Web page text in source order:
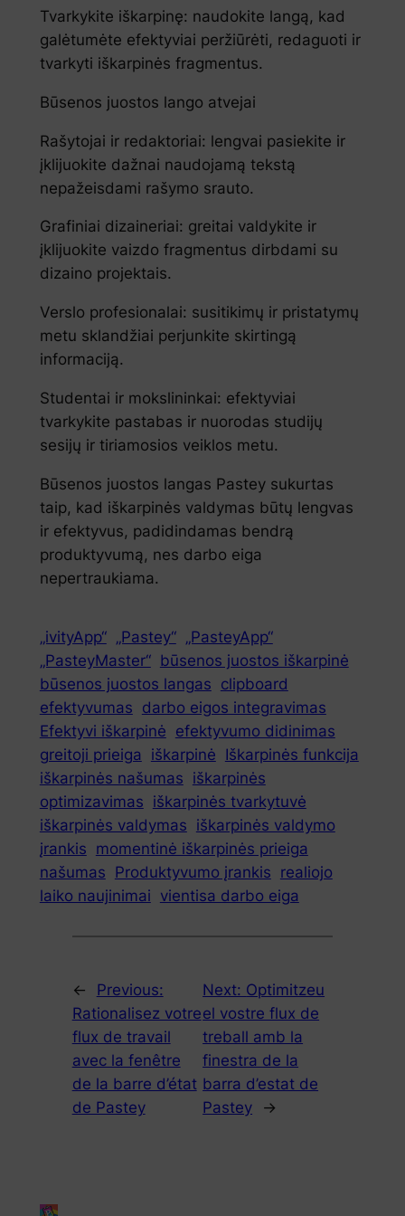
Tvarkykite iškarpinę: naudokite langą, kad
galėtumėte efektyviai peržiūrėti, redaguoti ir
tvarkyti iškarpinės fragmentus.
Būsenos juostos lango atvejai
Rašytojai ir redaktoriai: lengvai pasiekite ir
įklijuokite dažnai naudojamą tekstą
nepažeisdami rašymo srauto.
Grafiniai dizaineriai: greitai valdykite ir
įklijuokite vaizdo fragmentus dirbdami su
dizaino projektais.
Verslo profesionalai: susitikimų ir pristatymų
metu sklandžiai perjunkite skirtingą
informaciją.
Studentai ir mokslininkai: efektyviai
tvarkykite pastabas ir nuorodas studijų
sesijų ir tiriamosios veiklos metu.
Būsenos juostos langas Pastey sukurtas
taip, kad iškarpinės valdymas būtų lengvas
ir efektyvus, padidindamas bendrą
produktyvumą, nes darbo eiga
nepertraukiama.
„ivityApp“ „Pastey“ „PasteyApp“
„PasteyMaster“ būsenos juostos iškarpinė
būsenos juostos langas clipboard
efektyvumas darbo eigos integravimas
Efektyvi iškarpinė efektyvumo didinimas
greitoji prieiga
iškarpinė Iškarpinės funkcija
iškarpinės našumas iškarpinės
optimizavimas iškarpinės tvarkytuvė
iškarpinės valdymas iškarpinės valdymo
įrankis momentinė iškarpinės prieiga
našumas Produktyvumo įrankis realiojo
laiko naujinimai vientisa darbo eiga
←
Previous:
Rationalisez votre
flux de travail
avec la fenêtre
de la barre d’état
de Pastey
Next: Optimitzeu
el vostre flux de
treball amb la
finestra de la
barra d’estat de
Pastey
→